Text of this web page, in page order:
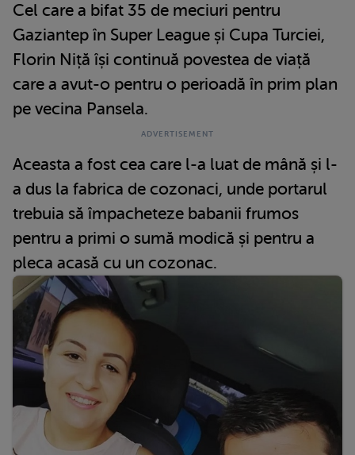
Cel care a bifat 35 de meciuri pentru
Gaziantep în Super League și Cupa Turciei,
Florin Niță își continuă povestea de viață
care a avut-o pentru o perioadă în prim plan
pe vecina Pansela.
Aceasta a fost cea care l-a luat de mână și l-
a dus la fabrica de cozonaci, unde portarul
trebuia să împacheteze babanii frumos
pentru a primi o sumă modică și pentru a
pleca acasă cu un cozonac.